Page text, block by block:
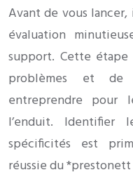
Avant de vous
évaluation
support. Cette étape
problèmes et de
entreprendre pour
l’enduit.
spécificités est
réussie du